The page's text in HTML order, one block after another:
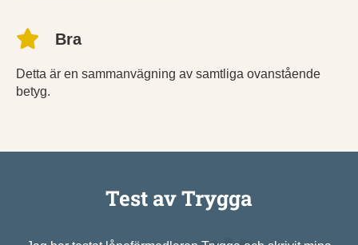
Bra
Detta är en sammanvägning av samtliga ovanstående
betyg.
Test av Trygga